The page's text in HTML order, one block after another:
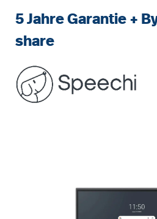
5 Jahre Garantie +
share